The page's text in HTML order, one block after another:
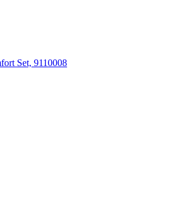
Set, 9110008